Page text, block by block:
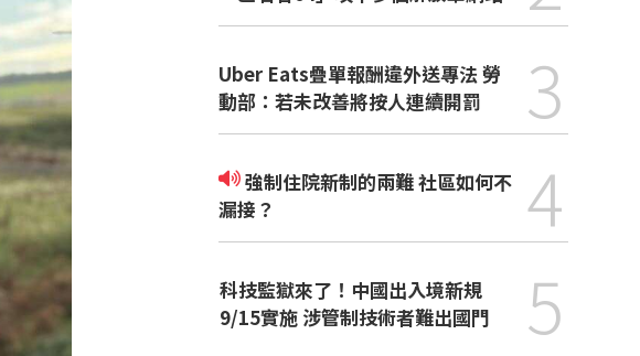
Uber Eats疊單報酬違外送專法 勞
動部：若未改善將按人連續開罰
3
強制住院新制的兩難 社區如何不
漏接？
4
科技監獄來了！中國出入境新規
9/15實施 涉管制技術者難出國門
5